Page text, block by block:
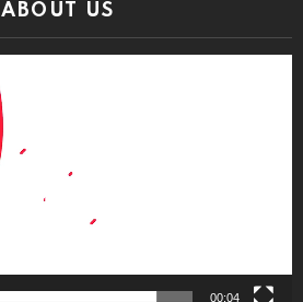
ABOUT US
00:04